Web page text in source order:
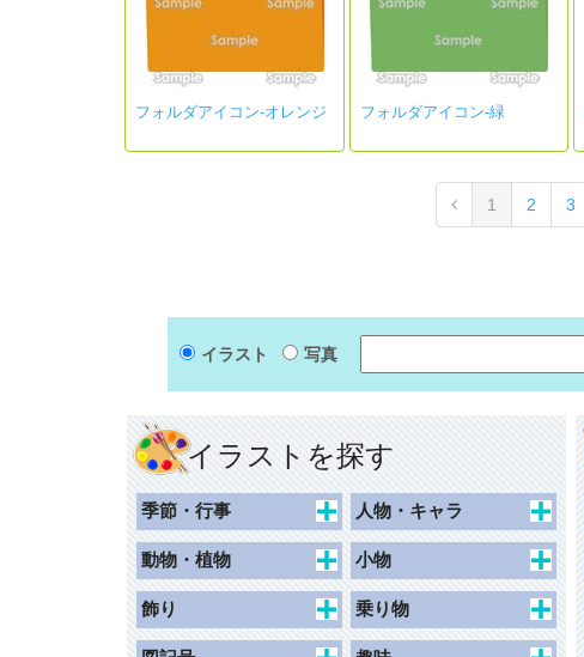
フォルダアイコン-オレンジ フォルダアイコン-緑
1 2 3
イラスト 写真
イラストを探す
季節・行事
春
夏
秋
人物・キャラ
キャラクター
動物キャラクター
女性
動物・植物
花束
花
小物
食べ物・飲み物
持ち物・日用品
飾り
枠（ハガキ）
乗り物
交通